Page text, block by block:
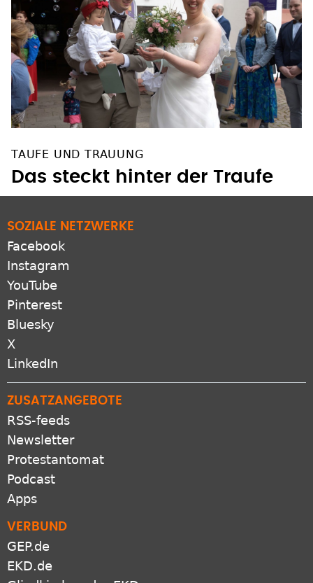
TAUFE UND TRAUUNG
Das steckt hinter der Traufe
SOZIALE NETZWERKE
Facebook
Instagram
YouTube
Pinterest
Bluesky
X
LinkedIn
ZUSATZANGEBOTE
RSS-feeds
Newsletter
Protestantomat
Podcast
Apps
VERBUND
GEP.de
EKD.de